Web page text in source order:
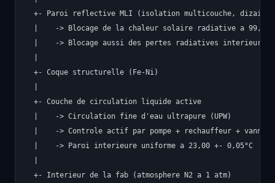
+- Paroi reflective MLI (isolation multicouche,
|    -> Blocage de la chaleur solaire radiative a 99,5
|    -> Blocage aussi des pertes radiatives interieur-
  +- Coque structurelle (Fe-Ni)
  +- Couche de circulation liquide active
  |    -> Circulation fine d'eau ultrapure (UPW)
|    -> Controle actif par pompe + rechauffeur + vanne
  |    -> Paroi interieure uniforme a 23,00 +- 0,05°C
  +- Interieur de la fab (atmosphere N2 a 1 atm)